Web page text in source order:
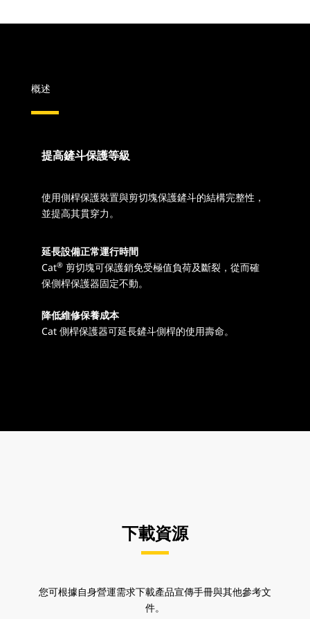
概述
提高鏟斗保護等級
使用側桿保護裝置與剪切塊保護鏟斗的結構完整性，
並提高其貫穿力。
延長設備正常運行時間
Cat® 剪切塊可保護銷免受極值負荷及斷裂，從而確
保側桿保護器固定不動。
降低維修保養成本
Cat 側桿保護器可延長鏟斗側桿的使用壽命。
下載資源
您可根據自身營運需求下載產品宣傳手冊與其他參考文
件。